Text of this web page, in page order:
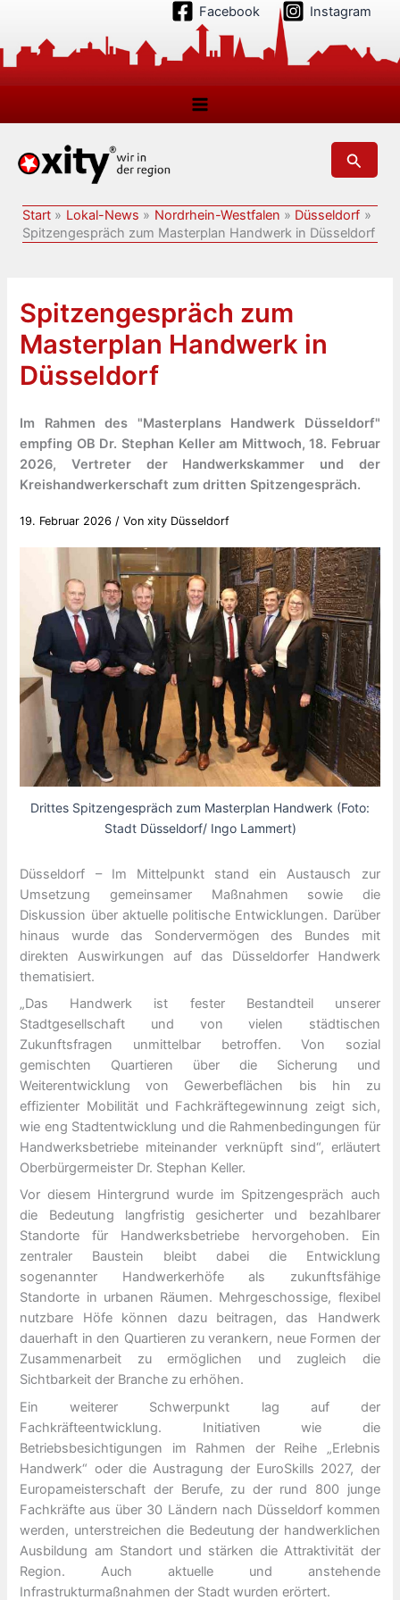
springen
Facebook Instagram
Suchen
Start Lokal-News Nordrhein-Westfalen
Düsseldorf
Spitzengespräch zum Masterplan Handwerk in Düsseldorf
Spitzengespräch zum
Masterplan Handwerk in
Düsseldorf
Im Rahmen des "Masterplans Handwerk Düsseldorf"
empfing OB Dr. Stephan Keller am Mittwoch, 18. Februar
2026, Vertreter der Handwerkskammer und der
Kreishandwerkerschaft zum dritten Spitzengespräch.
19. Februar 2026 / Vonxity Düsseldorf
Drittes Spitzengespräch zum Masterplan Handwerk (Foto:
Stadt Düsseldorf/ Ingo Lammert)
Düsseldorf – Im Mittelpunkt stand ein Austausch zur
Umsetzung gemeinsamer Maßnahmen sowie die
Diskussion über aktuelle politische Entwicklungen. Darüber
hinaus wurde das Sondervermögen des Bundes mit
direkten Auswirkungen auf das Düsseldorfer Handwerk
thematisiert.
„Das Handwerk ist fester Bestandteil unserer
Stadtgesellschaft und von vielen städtischen
Zukunftsfragen unmittelbar betroffen. Von sozial
gemischten Quartieren über die Sicherung und
Weiterentwicklung von Gewerbeflächen bis hin zu
effizienter Mobilität und Fachkräftegewinnung zeigt sich,
wie eng Stadtentwicklung und die Rahmenbedingungen für
Handwerksbetriebe miteinander verknüpft sind“, erläutert
Oberbürgermeister Dr. Stephan Keller.
Vor diesem Hintergrund wurde im Spitzengespräch auch
die Bedeutung langfristig gesicherter und bezahlbarer
Standorte für Handwerksbetriebe hervorgehoben. Ein
zentraler Baustein bleibt dabei die Entwicklung
sogenannter Handwerkerhöfe als zukunftsfähige
Standorte in urbanen Räumen. Mehrgeschossige, flexibel
nutzbare Höfe können dazu beitragen, das Handwerk
dauerhaft in den Quartieren zu verankern, neue Formen der
Zusammenarbeit zu ermöglichen und zugleich die
Sichtbarkeit der Branche zu erhöhen.
Ein weiterer Schwerpunkt lag auf der
Fachkräfteentwicklung. Initiativen wie die
Betriebsbesichtigungen im Rahmen der Reihe „Erlebnis
Handwerk“ oder die Austragung der EuroSkills 2027, der
Europameisterschaft der Berufe, zu der rund 800 junge
Fachkräfte aus über 30 Ländern nach Düsseldorf kommen
werden, unterstreichen die Bedeutung der handwerklichen
Ausbildung am Standort und stärken die Attraktivität der
Region. Auch aktuelle und anstehende
Infrastrukturmaßnahmen der Stadt wurden erörtert.